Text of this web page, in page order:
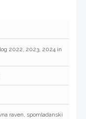
2022, 2023, 2024 in
raven, spomladanski